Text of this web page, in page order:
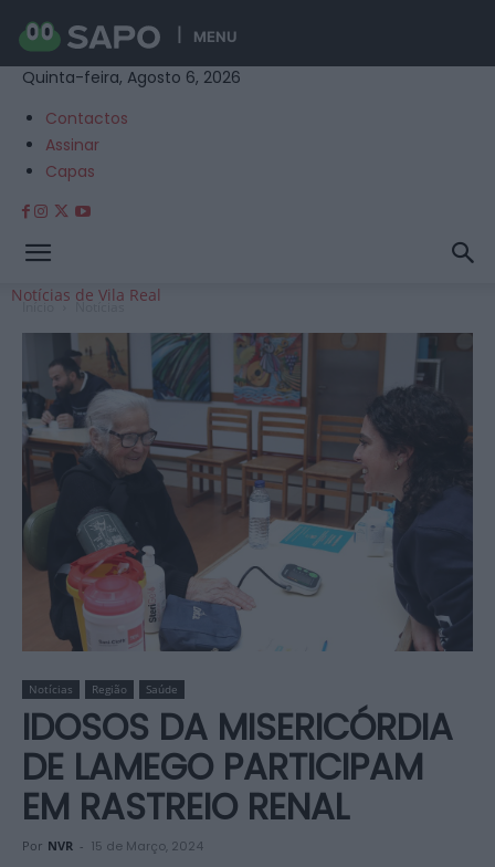
MENU
Quinta-feira, Agosto 6, 2026
Contactos
Assinar
Capas
Notícias de Vila Real
Início Notícias
Notícias Região Saúde
IDOSOS DA MISERICÓRDIA
DE LAMEGO PARTICIPAM
EM RASTREIO RENAL
Por NVR - 15 de Março, 2024